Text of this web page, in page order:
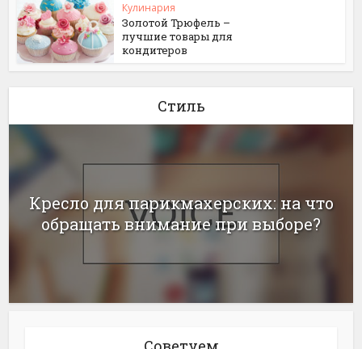
Кулинария
Золотой Трюфель –
лучшие товары для
кондитеров
Стиль
Кресло для парикмахерских: на что
обращать внимание при выборе?